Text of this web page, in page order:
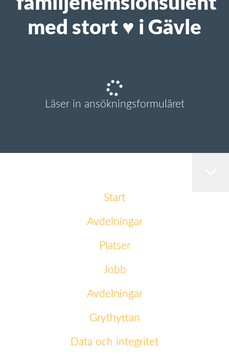
med stort ♥️ i Gävle
Läser in ansökningsformuläret
Start
Avdelningar
Platser
Jobb
Avdelningar
Grythyttan
Data och integritet